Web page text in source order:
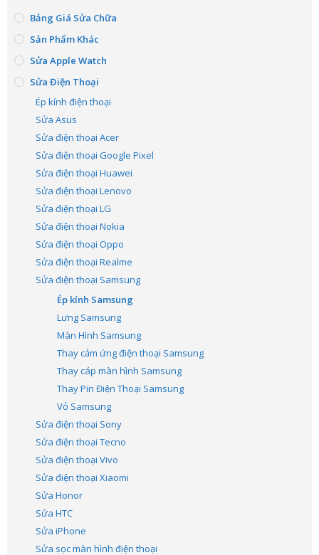
Bảng Giá Sửa Chữa
Sản Phẩm Khác
Sửa Apple Watch
Sửa Điện Thoại
Ép kính điện thoại
Sửa Asus
Sửa điện thoại Acer
Sửa điện thoại Google Pixel
Sửa điện thoại Huawei
Sửa điện thoại Lenovo
Sửa điện thoại LG
Sửa điện thoại Nokia
Sửa điện thoại Oppo
Sửa điện thoại Realme
Sửa điện thoại Samsung
Ép kính Samsung
Lưng Samsung
Màn Hình Samsung
Thay cảm ứng điện thoại Samsung
Thay cáp màn hình Samsung
Thay Pin Điện Thoại Samsung
Vỏ Samsung
Sửa điện thoại Sony
Sửa điện thoại Tecno
Sửa điện thoại Vivo
Sửa điện thoại Xiaomi
Sửa Honor
Sửa HTC
Sửa iPhone
Sửa sọc màn hình điện thoại